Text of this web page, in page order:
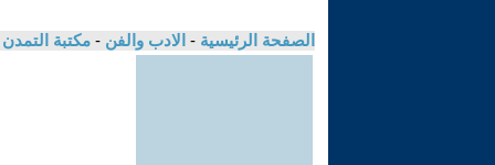
الصفحة الرئيسية - الادب والفن - مكتبة